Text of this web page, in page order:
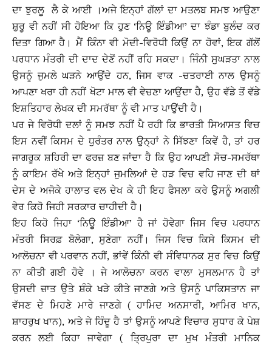
ਦਾ ਝੁਰਲੂ ਲੈ ਕੇ ਆਈ ।ਅਜੇ ਇਨ੍ਹਾਂ ਗੱਲਾਂ ਦਾ ਮਤਲਬ ਸਮਝ ਆਉਣਾ
ਸ਼ੁਰੂ ਵੀ ਨਹੀਂ ਸੀ ਹੋਇਆ ਕਿ ਹੁਣ ‘ਨਿਊ ਇੰਡੀਆ’ ਦਾ ਝੰਡਾ ਬੁਲੰਦ ਕਰ
ਦਿਤਾ ਗਿਆ ਹੈ। ਮੈਂ ਕਿੰਨਾ ਵੀ ਮੋਦੀ-ਵਿਰੋਧੀ ਕਿਉਂ ਨਾ ਹੋਵਾਂ, ਇਕ ਗੱਲੋਂ
ਪਰਧਾਨ ਮੰਤਰੀ ਦੀ ਦਾਦ ਦੇਣੋਂ ਨਹੀਂ ਰਹਿ ਸਕਦਾ। ਜਿੰਨੀ ਸੁਘੜਤਾ ਨਾਲ
ਉਸਨੂੰ ਜੁਮਲੇ ਘੜਨੇ ਆਉਂਦੇ ਹਨ, ਜਿਸ ਵਾਕ -ਚਤਰਾਈ ਨਾਲ ਉਸਨੂੰ
ਆਪਣਾ ਖਰਾ ਹੀ ਨਹੀਂ ਖੋਟਾ ਮਾਲ ਵੀ ਵੇਚਣਾ ਆਉਂਦਾ ਹੈ, ਉਹ ਵੱਡੇ ਤੋਂ ਵੱਡੇ
ਇਸ਼ਤਿਹਾਰ ਲੇਖਕ ਦੀ ਸਮਰੱਥਾ ਨੂੰ ਵੀ ਮਾਤ ਪਾਉਂਦੀ ਹੈ।
ਪਰ ਜੇ ਵਿਰੋਧੀ ਦਲਾਂ ਨੂੰ ਸਮਝ ਨਹੀਂ ਪੈ ਰਹੀ ਕਿ ਭਾਰਤੀ ਸਿਆਸਤ ਵਿਚ
ਇਸ ਨਵੀਂ ਕਿਸਮ ਦੇ ਧੁਰੰਤਰ ਨਾਲ ਉਨ੍ਹਾਂ ਨੇ ਸਿੱਝਣਾ ਕਿਵੇਂ ਹੈ, ਤਾਂ ਹਰ
ਜਾਗਰੂਕ ਸ਼ਹਿਰੀ ਦਾ ਫਰਜ਼ ਬਣ ਜਾਂਦਾ ਹੈ ਕਿ ਉਹ ਆਪਣੀ ਸੋਚ-ਸਮਰੱਥਾ
ਨੂੰ ਕਾਇਮ ਰੱਖੇ ਅਤੇ ਇਨ੍ਹਾਂ ਜੁਮਲਿਆਂ ਦੇ ਹੜ ਵਿਚ ਵਹਿ ਜਾਣ ਦੀ ਥਾਂ
ਦੇਸ ਦੇ ਅਜੋਕੇ ਹਾਲਾਤ ਵਲ ਦੇਖ ਕੇ ਹੀ ਇਹ ਫੈਸਲਾ ਕਰੇ ਉਸਨੂੰ ਅਗਲੀ
ਵੇਰ ਕਿਹੋ ਜਿਹੀ ਸਰਕਾਰ ਚਾਹੀਦੀ ਹੈ।
ਇਹ ਕਿਹੋ ਜਿਹਾ ‘ਨਿਊ ਇੰਡੀਆ’ ਹੈ ਜਾਂ ਹੋਵੇਗਾ ਜਿਸ ਵਿਚ ਪਰਧਾਨ
ਮੰਤਰੀ ਸਿਰਫ਼ ਬੋਲੇਗਾ, ਸੁਣੇਗਾ ਨਹੀਂ। ਜਿਸ ਵਿਚ ਕਿਸੇ ਕਿਸਮ ਦੀ
ਆਲੋਚਨਾ ਵੀ ਪਰਵਾਨ ਨਹੀਂ, ਭਾਂਵੇਂ ਕਿੰਨੀ ਵੀ ਸੰਵਿਧਾਨਕ ਸੁਰ ਵਿਚ ਕਿਉਂ
ਨਾ ਕੀਤੀ ਗਈ ਹੋਵੇ । ਜੇ ਆਲੋਚਨਾ ਕਰਨ ਵਾਲਾ ਮੁਸਲਮਾਨ ਹੈ ਤਾਂ
ਉਸਦੀ ਜ਼ਾਤ ਉਤੇ ਸ਼ੰਕੇ ਖੜੇ ਕੀਤੇ ਜਾਣਗੇ ਅਤੇ ਉਸਨੂੰ ਪਾਕਿਸਤਾਨ ਜਾ
ਵੱਸਣ ਦੇ ਮਿਹਣੇ ਮਾਰੇ ਜਾਣਗੇ ( ਹਾਮਿਦ ਅਨਸਾਰੀ, ਆਮਿਰ ਖਾਨ,
ਸ਼ਾਹਰੁਖ ਖਾਨ), ਅਤੇ ਜੇ ਹਿੰਦੂ ਹੈ ਤਾਂ ਉਸਨੂੰ ਆਪਣੇ ਵਿਚਾਰ ਸੁਧਾਰ ਕੇ ਪੇਸ਼
ਕਰਨ ਲਈ ਕਿਹਾ ਜਾਵੇਗਾ ( ਤ੍ਰਿਪੁਰਾ ਦਾ ਮੁਖ ਮੰਤਰੀ ਮਾਨਿਕ